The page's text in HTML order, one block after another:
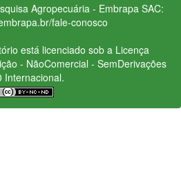
Agropecuária - Embrapa SAC:
fale-conosco
está licenciado sob a Licença
- NãoComercial - SemDerivações
Internacional.